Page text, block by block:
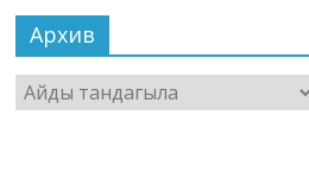
Архив
Архив